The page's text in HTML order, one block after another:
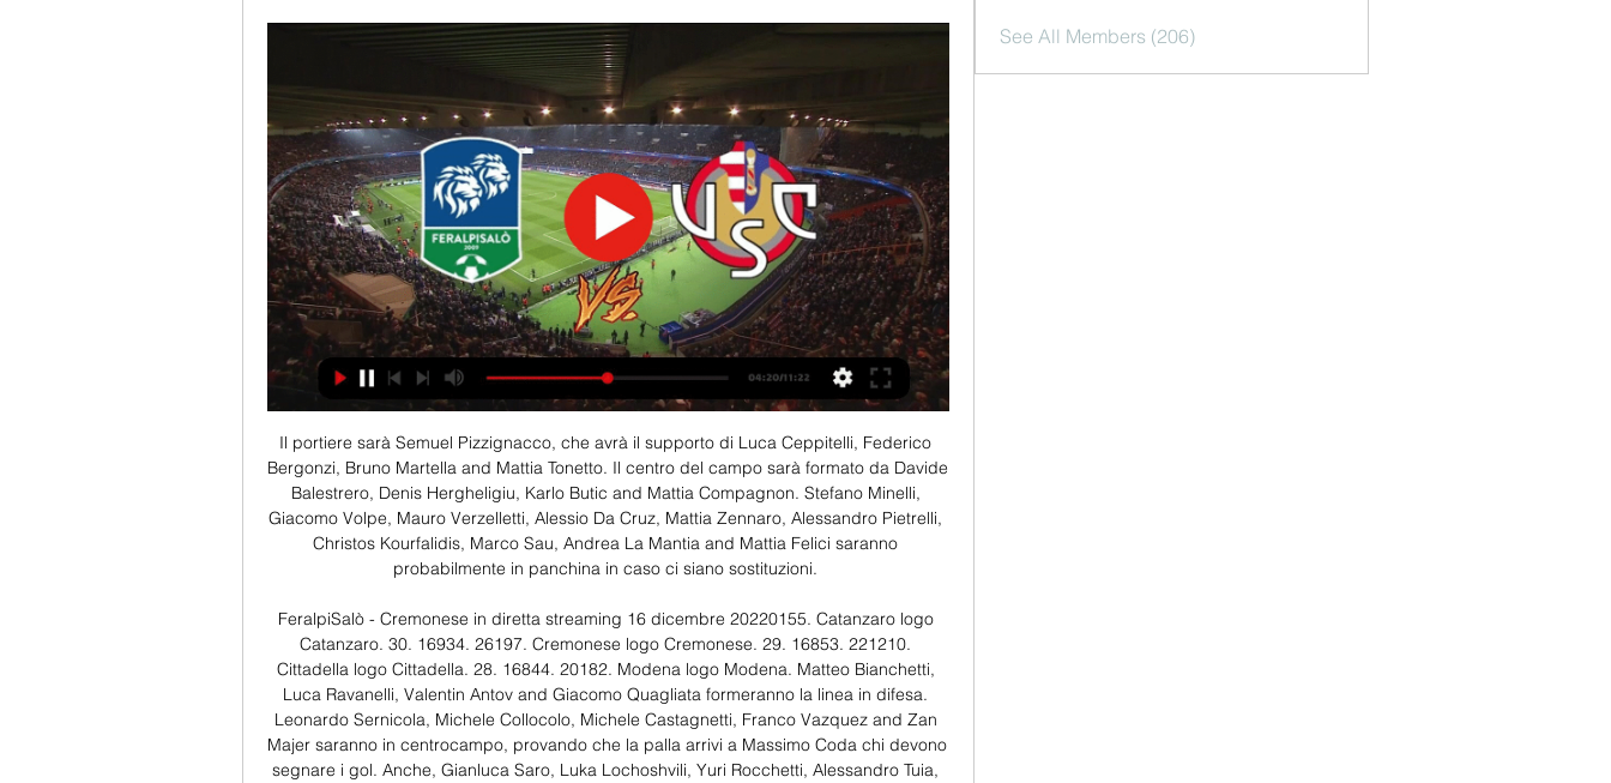
Il portiere sarà Semuel Pizzignacco, che avrà il supporto di Luca Ceppitelli, Federico
Bergonzi, Bruno Martella and Mattia Tonetto. Il centro del campo sarà formato da Davide
Balestrero, Denis Hergheligiu, Karlo Butic and Mattia Compagnon. Stefano Minelli,
Giacomo Volpe, Mauro Verzelletti, Alessio Da Cruz, Mattia Zennaro, Alessandro Pietrelli,
Christos Kourfalidis, Marco Sau, Andrea La Mantia and Mattia Felici saranno
probabilmente in panchina in caso ci siano sostituzioni.
FeralpiSalò - Cremonese in diretta streaming 16 dicembre 20220155. Catanzaro logo
Catanzaro. 30. 16934. 26197. Cremonese logo Cremonese. 29. 16853. 221210.
Cittadella logo Cittadella. 28. 16844. 20182. Modena logo Modena. Matteo Bianchetti,
Luca Ravanelli, Valentin Antov and Giacomo Quagliata formeranno la linea in difesa.
Leonardo Sernicola, Michele Collocolo, Michele Castagnetti, Franco Vazquez and Zan
Majer saranno in centrocampo, provando che la palla arrivi a Massimo Coda chi devono
segnare i gol. Anche, Gianluca Saro, Luka Lochoshvili, Yuri Rocchetti, Alessandro Tuia,
See All Members (206)